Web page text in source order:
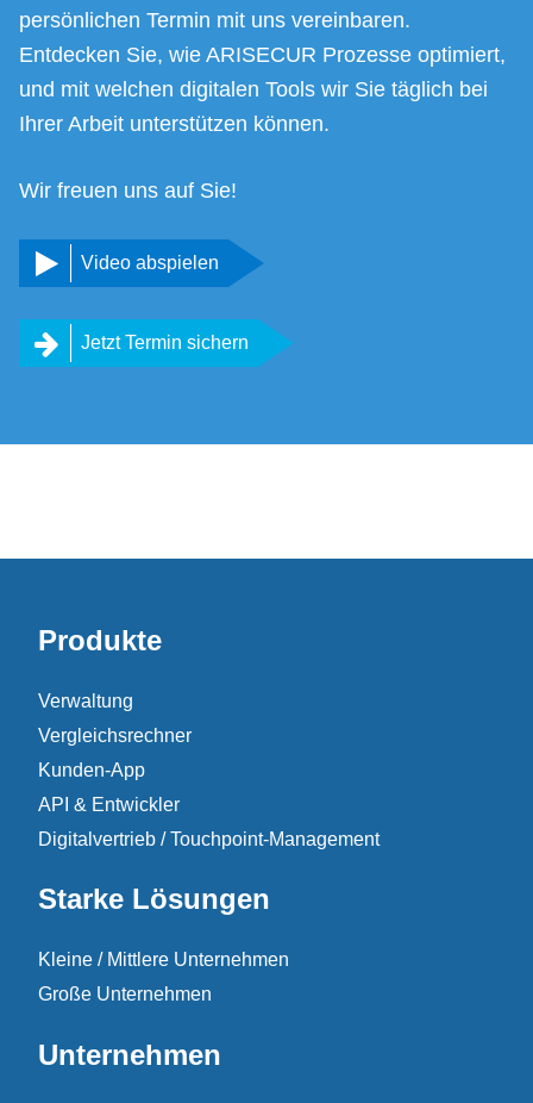
persönlichen Termin mit uns vereinbaren.
Entdecken Sie, wie ARISECUR Prozesse optimiert,
und mit welchen digitalen Tools wir Sie täglich bei
Ihrer Arbeit unterstützen können.
Wir freuen uns auf Sie!
Video abspielen
Jetzt Termin sichern
Produkte
Verwaltung
Vergleichsrechner
Kunden-App
API & Entwickler
Digitalvertrieb / Touchpoint-Management
Starke Lösungen
Kleine / Mittlere Unternehmen
Große Unternehmen
Unternehmen